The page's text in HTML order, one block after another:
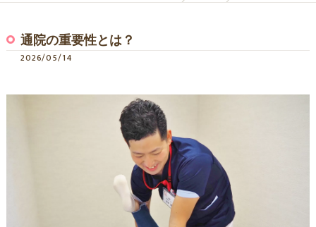
通院の重要性とは？
2026/05/14